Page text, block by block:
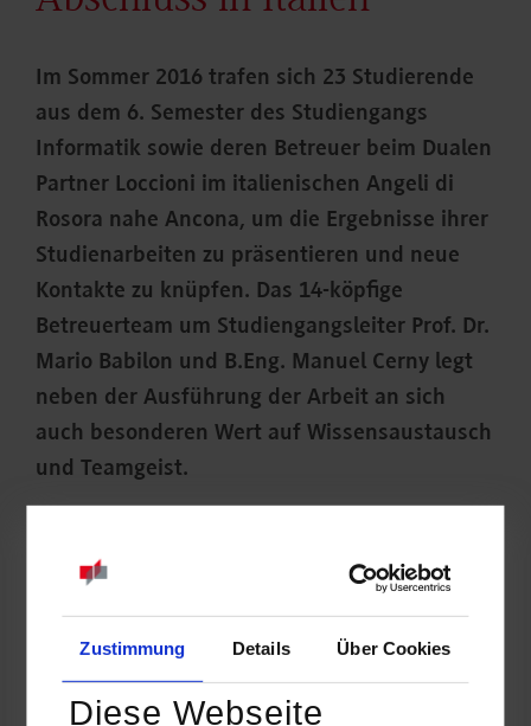
Zustimmung Details Über Cookies
Diese Webseite
Im Sommer 2016 trafen sich 23 Studierende
aus dem 6. Semester des Studiengangs
Informatik sowie deren Betreuer beim Dualen
Partner Loccioni im italienischen Angeli di
Rosora nahe Ancona, um die Ergebnisse ihrer
Studienarbeiten zu präsentieren und neue
Kontakte zu knüpfen. Das 14-köpfige
Betreuerteam um Studiengangsleiter Prof. Dr.
Mario Babilon und B.Eng. Manuel Cerny legt
neben der Ausführung der Arbeit an sich
auch besonderen Wert auf Wissensaustausch
und Teamgeist.